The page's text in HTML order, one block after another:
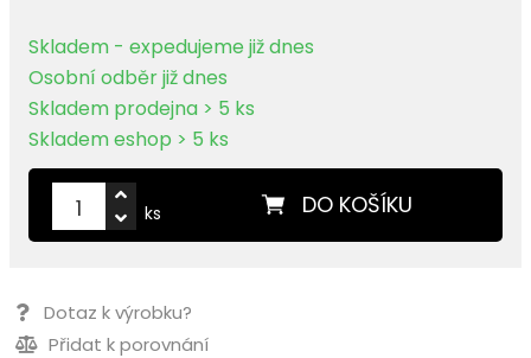
Skladem - expedujeme již dnes
Osobní odběr již dnes
Skladem prodejna > 5 ks
Skladem eshop > 5 ks
DO KOŠÍKU
ks
Dotaz k výrobku?
Přidat k porovnání